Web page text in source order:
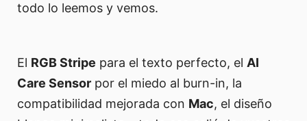
todo lo leemos y vemos.
El RGB Stripe para el texto perfecto, el AI
Care Sensor por el miedo al burn-in, la
compatibilidad mejorada con Mac, el diseño